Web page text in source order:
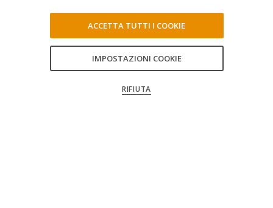
IMPOSTAZIONI COOKIE
RIFIUTA
ACCETTA TUTTI I COOKIE
BANDI E GARE
WHISTLEBLOWING